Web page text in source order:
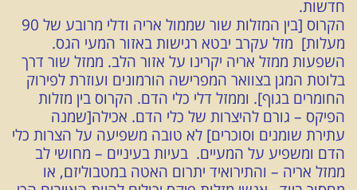
חדשות.
הקרוס [בין המזלות שור שממול אריה ודלי מרובע של 90
מעלות] מזל עקרב יבטא רגישות באזור המעי הגס.
השפעות ממזל אריה יקרינו על אזור הלב. ממזל שור דרך
בלוטת המגן בצוואר המפרישה הורמונים ועוזרת לפירוק
החומרים בגוף]. וממזל דלי כלי הדם. הקרוס בין מזלות
הפיקס – גורם להיצרות של כלי הדם. אכילה[שמנה
עתירת שומנים וסוכרים] לא טובה משפיעה על הצרות כלי
הדם ומשפיע על המעיים. בעיות בעיניים – מחושי לב
ממזל אריה – והתירואיד יתרום האטה במטבוליזם, או